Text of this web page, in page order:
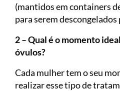
(mantidos em containers
para serem
2 – Qual é o momento
óvulos?
Cada mulher tem o seu
realizar esse tipo de